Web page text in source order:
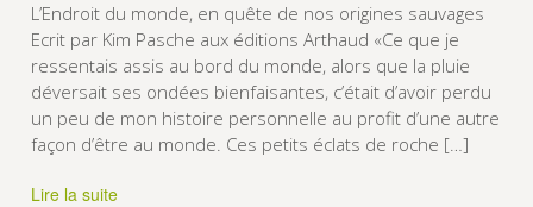
L’Endroit du monde, en quête de nos origines sauvages
Ecrit par Kim Pasche aux éditions Arthaud «Ce que je
ressentais assis au bord du monde, alors que la pluie
déversait ses ondées bienfaisantes, c’était d’avoir perdu
un peu de mon histoire personnelle au profit d’une autre
façon d’être au monde. Ces petits éclats de roche […]
Lire la suite